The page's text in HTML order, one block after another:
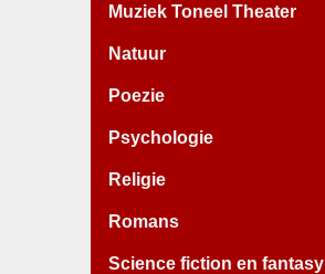
Muziek Toneel Theater
Natuur
Poezie
Psychologie
Religie
Romans
Science fiction en fantasy